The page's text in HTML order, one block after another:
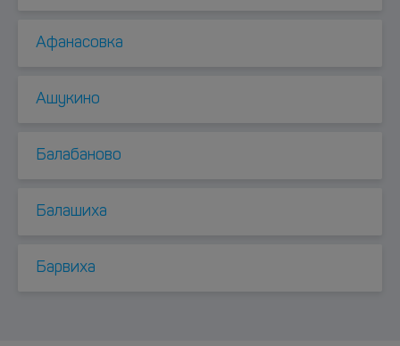
Афанасовка
Ашукино
Балабаново
Балашиха
Барвиха